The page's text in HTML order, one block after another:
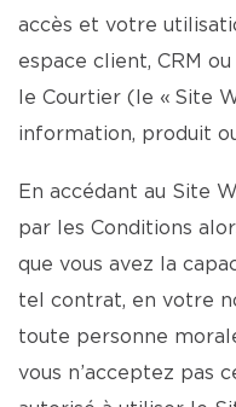
accès et votre
espace client, CRM
le Courtier (le « Site
information, produit
En accédant au Site
par les Conditions
que vous avez la
tel contrat, en votre
toute personne
vous n’acceptez pas